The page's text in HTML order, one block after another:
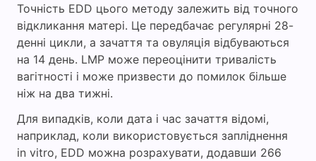
Точність EDD цього методу залежить від точного
відкликання матері. Це передбачає регулярні 28-
денні цикли, а зачаття та овуляція відбуваються
на 14 день. LMP може переоцінити тривалість
вагітності і може призвести до помилок більше
ніж на два тижні.
Для випадків, коли дата і час зачаття відомі,
наприклад, коли використовується запліднення
in vitro, EDD можна розрахувати, додавши 266